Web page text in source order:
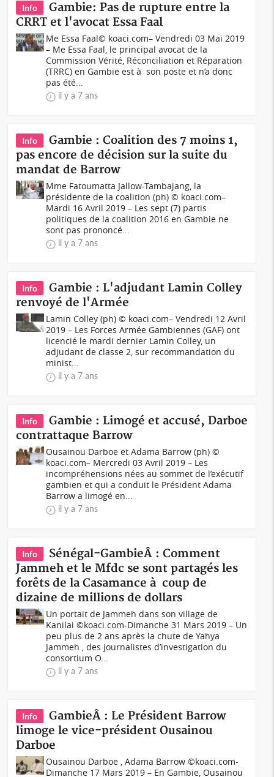
Info
Gambie: Pas de rupture entre la
CRRT et l'avocat Essa Faal
Me Essa Faal© koaci.com– Vendredi 03 Mai 2019
– Me Essa Faal, le principal avocat de la
Commission Vérité, Réconciliation et Réparation
(TRRC) en Gambie est à son poste et n’a donc
pas été...
il y a 7 ans
Info
Gambie : Coalition des 7 moins 1,
pas encore de décision sur la suite du
mandat de Barrow
Mme Fatoumatta Jallow-Tambajang, la
présidente de la coalition (ph) © koaci.com–
Mardi 16 Avril 2019 – Les sept (7) partis
politiques de la coalition 2016 en Gambie ne
sont pas prononcé...
il y a 7 ans
Info
Gambie : L'adjudant Lamin Colley
renvoyé de l'Armée
Lamin Colley (ph) © koaci.com– Vendredi 12 Avril
2019 – Les Forces Armée Gambiennes (GAF) ont
licencié le mardi dernier Lamin Colley, un
adjudant de classe 2, sur recommandation du
minist...
il y a 7 ans
Info
Gambie : Limogé et accusé, Darboe
contrattaque Barrow
Ousainou Darboe et Adama Barrow (ph) ©
koaci.com– Mercredi 03 Avril 2019 – Les
incompréhensions nées au sommet de l’exécutif
gambien et qui a conduit le Président Adama
Barrow a limogé en...
il y a 7 ans
Info
Sénégal-GambieÂ : Comment
Jammeh et le Mfdc se sont partagés les
forêts de la Casamance à coup de
dizaine de millions de dollars
Un portait de Jammeh dans son village de
Kanilai ©koaci.com-Dimanche 31 Mars 2019 – Un
peu plus de 2 ans après la chute de Yahya
Jammeh , des journalistes d’investigation du
consortium O...
il y a 7 ans
Info
GambieÂ : Le Président Barrow
limoge le vice-président Ousainou
Darboe
Ousainou Darboe , Adama Barrow ©koaci.com-
Dimanche 17 Mars 2019 – En Gambie, Ousainou